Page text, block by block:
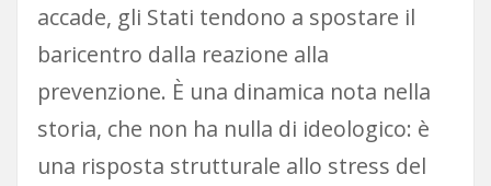
accade, gli Stati tendono a spostare il
baricentro dalla reazione alla
prevenzione. È una dinamica nota nella
storia, che non ha nulla di ideologico: è
una risposta strutturale allo stress del